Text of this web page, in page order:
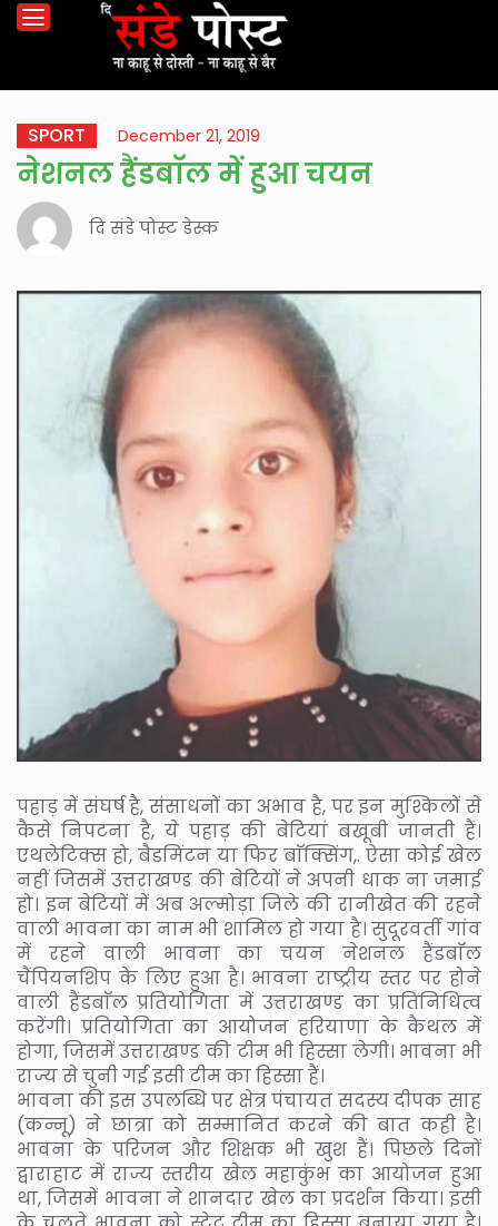
SPORT December 21, 2019
नेशनल हैंडबाॅल में हुआ चयन
दि संडे पोस्ट डेस्क
पहाड़ में संघर्ष है, संसाधनों का अभाव है, पर इन मुश्किलों से
कैसे निपटना है, ये पहाड़ की बेटियां बखूबी जानती हैं।
एथलेटिक्स हो, बैडमिंटन या फिर बाॅक्सिंग,. ऐसा कोई खेल
नहीं जिसमें उत्तराखण्ड की बेटियों ने अपनी धाक ना जमाई
हो। इन बेटियों में अब अल्मोड़ा जिले की रानीखेत की रहने
वाली भावना का नाम भी शामिल हो गया है। सुदूरवर्ती गांव
में रहने वाली भावना का चयन नेशनल हैंडबाॅल
चैंपियनशिप के लिए हुआ है। भावना राष्ट्रीय स्तर पर होने
वाली हैंडबाॅल प्रतियोगिता में उत्तराखण्ड का प्रतिनिधित्व
करेंगी। प्रतियोगिता का आयोजन हरियाणा के कैथल में
होगा, जिसमें उत्तराखण्ड की टीम भी हिस्सा लेगी। भावना भी
राज्य से चुनी गई इसी टीम का हिस्सा हैं।
भावना की इस उपलब्धि पर क्षेत्र पंचायत सदस्य दीपक साह
(कन्नू) ने छात्रा को सम्मानित करने की बात कही है।
भावना के परिजन और शिक्षक भी खुश हैं। पिछले दिनों
द्वाराहाट में राज्य स्तरीय खेल महाकुंभ का आयोजन हुआ
था, जिसमें भावना ने शानदार खेल का प्रदर्शन किया। इसी